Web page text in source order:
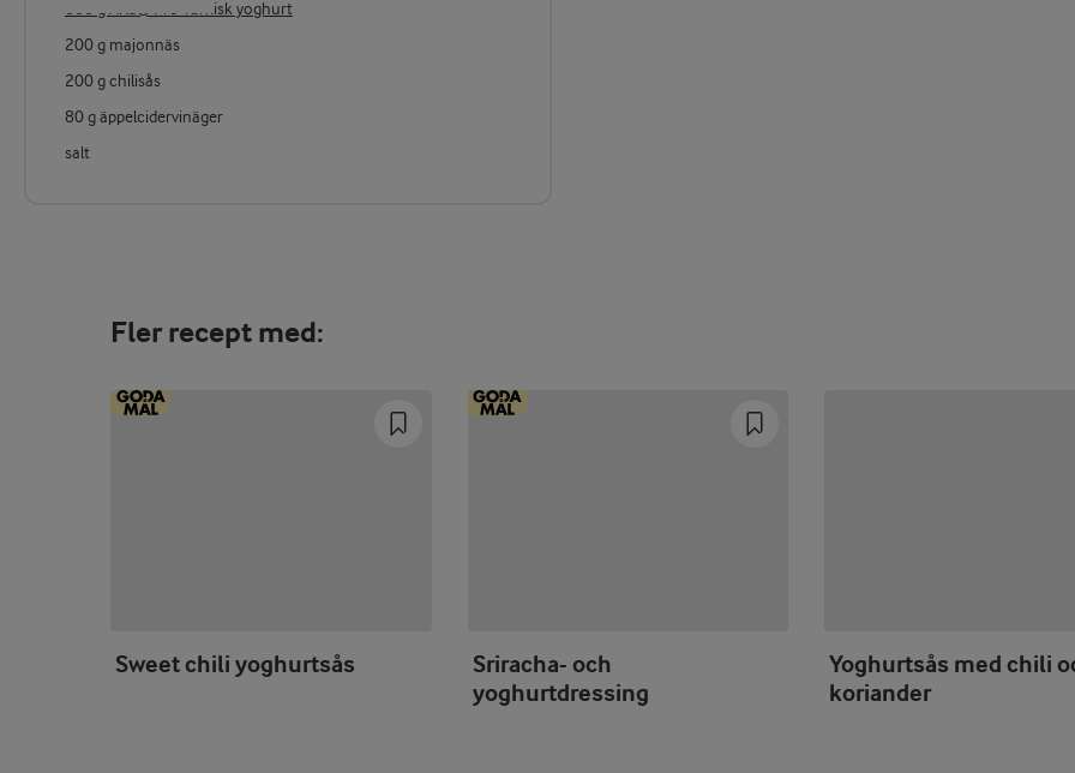
600 g Arla® Pro Turkisk yoghurt
200 g majonnäs
200 g chilisås
80 g äppelcidervinäger
salt
Fler recept med:
Sweet chili yoghurtsås
Sriracha- och
yoghurtdressing
Yoghurtsås med chili
koriander